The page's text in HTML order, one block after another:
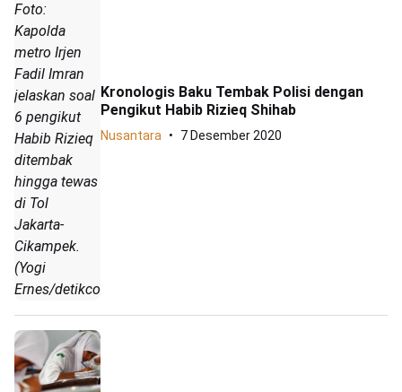
Foto:
Kapolda
metro Irjen
Fadil Imran
jelaskan soal
6 pengikut
Habib Rizieq
ditembak
hingga tewas
di Tol
Jakarta-
Cikampek.
(Yogi
Ernes/detikcom)
Kronologis Baku Tembak Polisi dengan
Pengikut Habib Rizieq Shihab
Nusantara 7 Desember 2020